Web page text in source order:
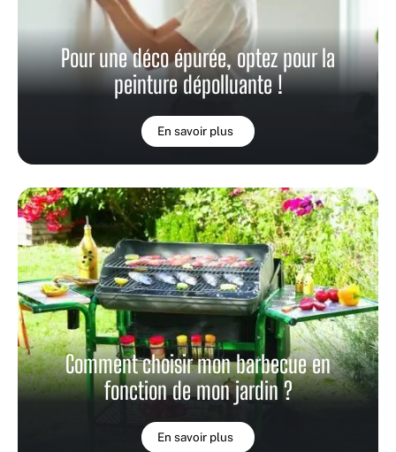
Pour une déco épurée, optez pour la
peinture dépolluante !
En savoir plus
Comment choisir mon barbecue en
fonction de mon jardin ?
En savoir plus